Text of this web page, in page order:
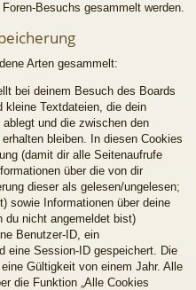
Besuchs gesammelt werden.
Arten gesammelt:
bei deinem Besuch des Boards
kleine Textdateien, die dein
und die zwischen den
bleiben. In diesen Cookies
(damit dir alle Seitenaufrufe
über die von dir
dieser als gelesen/ungelesen;
sowie Informationen über deine
du nicht angemeldet bist)
Benutzer-ID, ein
eine Session-ID gespeichert. Die
Gültigkeit von einem Jahr. Alle
die Funktion „Alle Cookies